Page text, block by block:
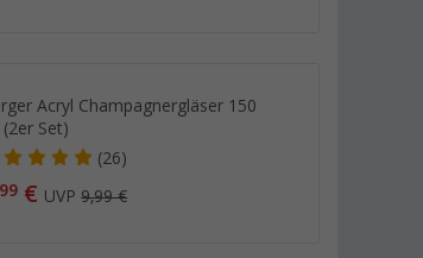
Acryl Champagnergläser 150
Set)
(26)
99 € UVP9,99 €